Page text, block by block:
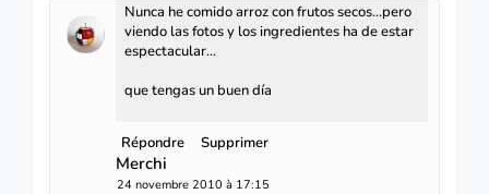
Nunca he comido arroz con frutos secos...pero
viendo las fotos y los ingredientes ha de estar
espectacular...
que tengas un buen día
Répondre Supprimer
Merchi
24 novembre 2010 à 17:15